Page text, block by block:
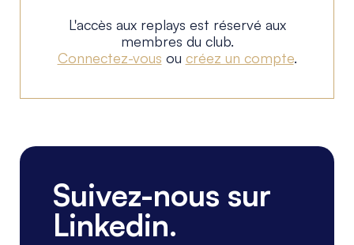
L'accès aux replays est réservé aux
membres du club.
Connectez-vous ou créez un compte.
Suivez-nous sur
Linkedin.